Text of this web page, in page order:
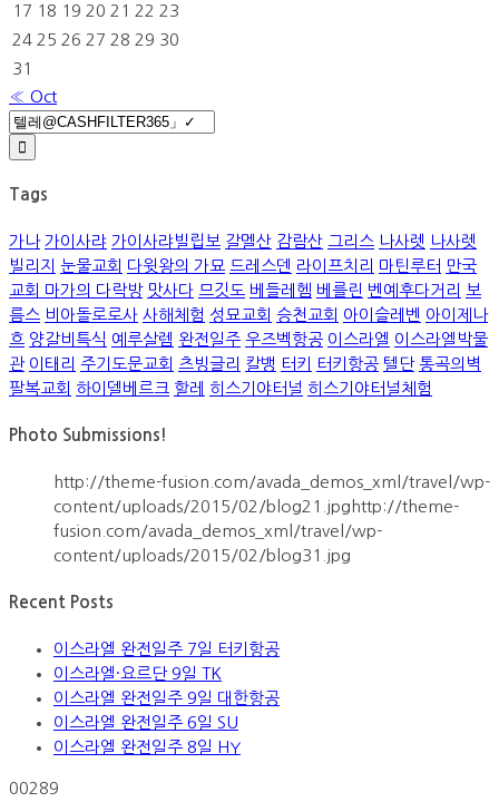
17 18 19 20 21 22 23
24 25 26 27 28 29 30
31
« Oct
Search
for:
Tags
가나 가이사랴 가이사랴빌립보 갈멜산 감람산 그리스 나사렛 나사렛
빌리지 눈물교회 다윗왕의 가묘 드레스덴 라이프치리 마틴루터 만국
교회 마가의 다락방 맛사다 므깃도 베들레헴 베를린 벤예후다거리 보
름스 비아돌로로사 사해체험 성묘교회 승천교회 아이슬레벤 아이제나
흐 양갈비특식 예루살렘 완전일주 우즈벡항공 이스라엘 이스라엘박물
관 이태리 주기도문교회 츠빙글리 칼뱅 터키 터키항공 텔단 통곡의벽
팔복교회 하이델베르크 할레 히스기야터널 히스기야터널체험
Photo Submissions!
http://theme-fusion.com/avada_demos_xml/travel/wp-
content/uploads/2015/02/blog21.jpghttp://theme-
fusion.com/avada_demos_xml/travel/wp-
content/uploads/2015/02/blog31.jpg
Recent Posts
이스라엘 완전일주 7일 터키항공
이스라엘·요르단 9일 TK
이스라엘 완전일주 9일 대한항공
이스라엘 완전일주 6일 SU
이스라엘 완전일주 8일 HY
00289